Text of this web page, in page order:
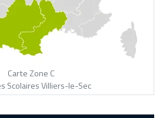
Carte Zone C
Scolaires Villiers-le-Sec